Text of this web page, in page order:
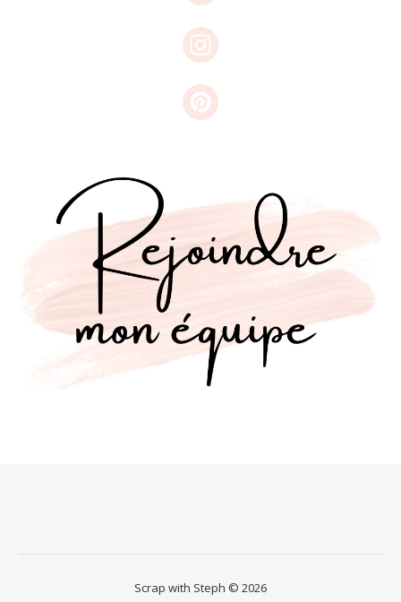
Scrap with Steph © 2026